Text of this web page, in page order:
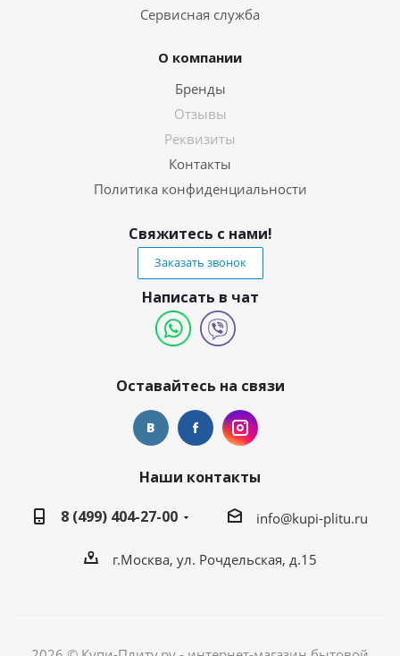
Сервисная служба
О компании
Бренды
Отзывы
Реквизиты
Контакты
Политика конфиденциальности
Свяжитесь с нами!
Заказать звонок
Написать в чат
Оставайтесь на связи
Наши контакты
8 (499) 404-27-00
info@kupi-plitu.ru
г.Москва, ул. Рочдельская, д.15